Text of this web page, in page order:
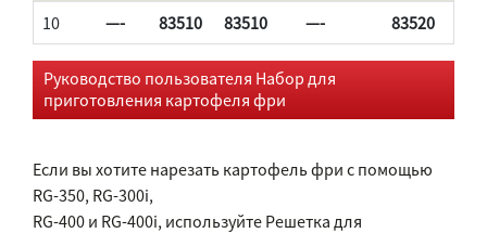
10
—- 83510 83510 —- 83520
Руководство пользователя Набор для
приготовления картофеля фри
Если вы хотите нарезать картофель фри с помощью
RG-350, RG-300i,
RG-400 и RG-400i, используйте Решетка для